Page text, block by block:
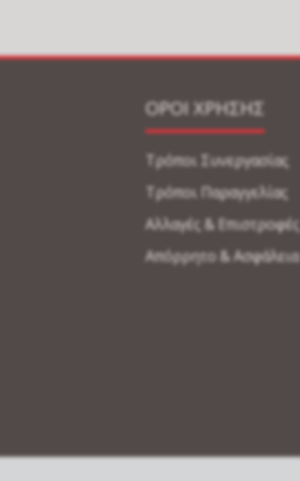
ΟΡΟΙ ΧΡΗΣΗΣ
Τρόποι Συνεργασίας
Τρόποι Παραγγελίας
Αλλαγές & Επιστροφές
Απόρρητο & Ασφάλεια